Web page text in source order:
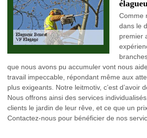
Comme
dans le
premier
que nous avons pu accumuler vont nous
travail impeccable, répondant même aux
plus exigeants. Notre leitmotiv, c’est d’avoir
Nous offrons ainsi des services
clients le jardin de leur rêve, et ce que un
Contactez-nous pour bénéficier de nos